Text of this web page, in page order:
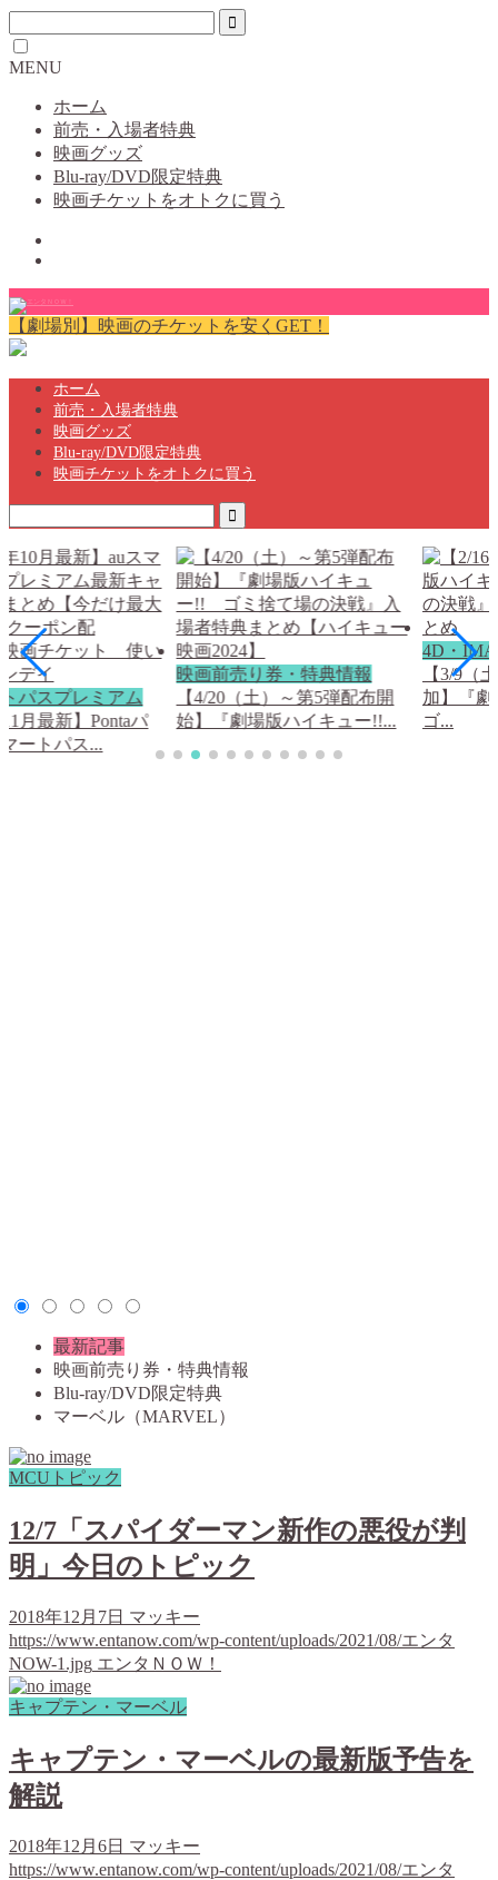
MENU
ホーム
前売・入場者特典
映画グッズ
Blu-ray/DVD限定特典
映画チケットをオトクに買う
【劇場別】映画のチケットを安くGET！
ホーム
前売・入場者特典
映画グッズ
Blu-ray/DVD限定特典
映画チケットをオトクに買う
パスプレミアム
月最新】Pontaパ
ートパス...
映画前売り券・特典情報
【4/20（土）～第5弾配布開
始】『劇場版ハイキュー!!...
4D・
【3/9（
加】『
ゴ...
最新記事
映画前売り券・特典情報
Blu-ray/DVD限定特典
マーベル（MARVEL）
MCUトピック
12/7「スパイダーマン新作の悪役が判
明」今日のトピック
2018年12月7日 マッキー
https://www.entanow.com/wp-content/uploads/2021/08/エンタ
NOW-1.jpg エンタＮＯＷ！
キャプテン・マーベル
キャプテン・マーベルの最新版予告を
解説
2018年12月6日 マッキー
https://www.entanow.com/wp-content/uploads/2021/08/エンタ